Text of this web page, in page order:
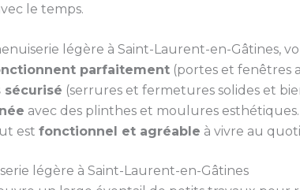
le temps.
légère à Saint-Laurent-en-Gâtines,
parfaitement (portes et fenêtres
(serrures et fermetures solides et
avec des plinthes et moulures esthétiques.
est fonctionnel et agréable à vivre au
légère à Saint-Laurent-en-Gâtines